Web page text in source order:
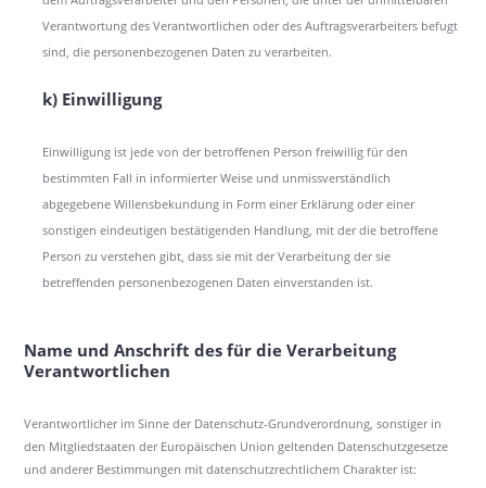
Verantwortung des Verantwortlichen oder des Auftragsverarbeiters befugt
sind, die personenbezogenen Daten zu verarbeiten.
k) Einwilligung
Einwilligung ist jede von der betroffenen Person freiwillig für den
bestimmten Fall in informierter Weise und unmissverständlich
abgegebene Willensbekundung in Form einer Erklärung oder einer
sonstigen eindeutigen bestätigenden Handlung, mit der die betroffene
Person zu verstehen gibt, dass sie mit der Verarbeitung der sie
betreffenden personenbezogenen Daten einverstanden ist.
Name und Anschrift des für die Verarbeitung
Verantwortlichen
Verantwortlicher im Sinne der Datenschutz-Grundverordnung, sonstiger in
den Mitgliedstaaten der Europäischen Union geltenden Datenschutzgesetze
und anderer Bestimmungen mit datenschutzrechtlichem Charakter ist: